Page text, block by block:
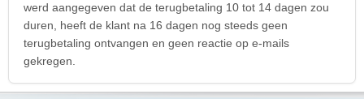
werd aangegeven dat de terugbetaling 10 tot 14 dagen zou
duren, heeft de klant na 16 dagen nog steeds geen
terugbetaling ontvangen en geen reactie op e-mails
gekregen.